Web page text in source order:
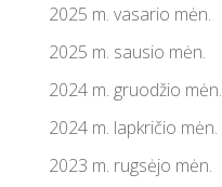
2025 m. vasario mėn.
2025 m. sausio mėn.
2024 m. gruodžio mėn.
2024 m. lapkričio mėn.
2023 m. rugsėjo mėn.